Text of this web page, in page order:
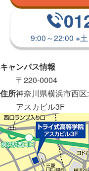
9:00～22:00 ※
キャンパス情報
住所
〒220-0004
神奈川県横浜市西
アスカビル3F